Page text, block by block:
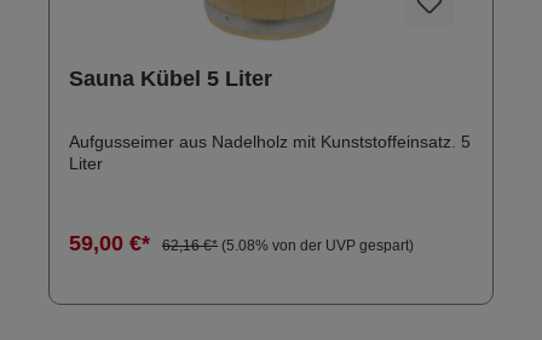
Sauna Kübel 5 Liter
Aufgusseimer aus Nadelholz mit Kunststoffeinsatz. 5
Liter
59,00 €* 62,16 €* (5.08% von der UVP gespart)